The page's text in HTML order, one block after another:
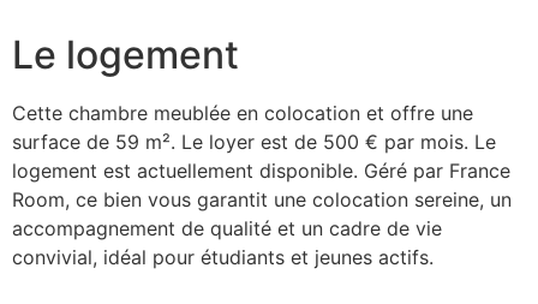
Le logement
Cette chambre meublée en colocation et offre une
surface de 59 m². Le loyer est de 500 € par mois. Le
logement est actuellement disponible. Géré par France
Room, ce bien vous garantit une colocation sereine, un
accompagnement de qualité et un cadre de vie
convivial, idéal pour étudiants et jeunes actifs.